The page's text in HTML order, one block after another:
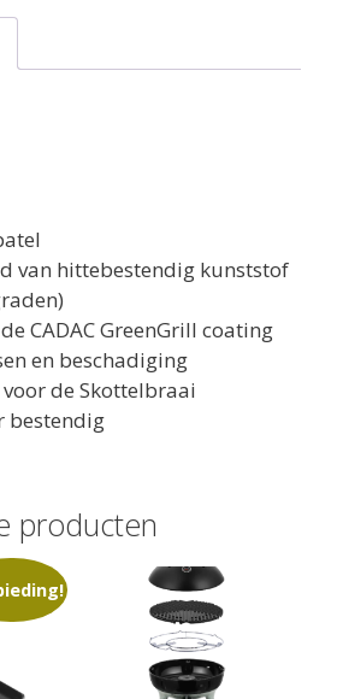
van hittebestendig kunststof
CADAC GreenGrill coating
en beschadiging
de Skottelbraai
bestendig
producten